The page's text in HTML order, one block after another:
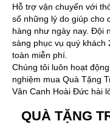
Hỗ trợ vận chuyển với
số những lý do giúp cho
hàng như ngày nay. Đội
sàng phục vụ quý khách
toàn miễn phí.
Chúng tôi luôn hoạt
nghiệm mua Quà Tặng
Vân Canh Hoài Đức hài
QUÀ TẶNG